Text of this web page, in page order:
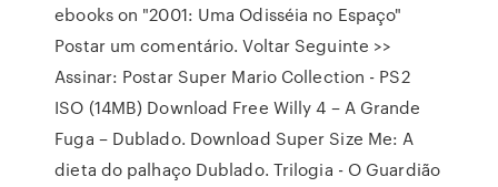
ebooks on "2001: Uma Odisséia no Espaço"
Postar um comentário. Voltar Seguinte >>
Assinar: Postar Super Mario Collection - PS2
ISO (14MB) Download Free Willy 4 – A Grande
Fuga – Dublado. Download Super Size Me: A
dieta do palhaço Dublado. Trilogia - O Guardião